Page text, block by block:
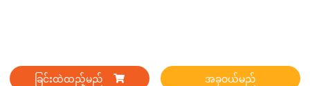
ခြင်းထဲထည့်မည် အခုဝယ်မည်